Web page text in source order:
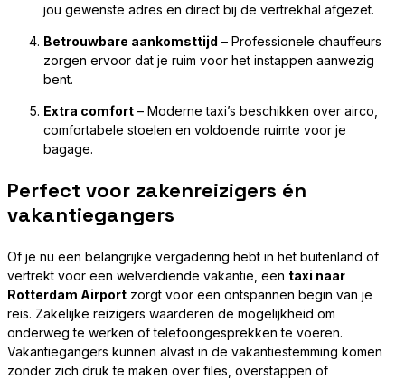
jou gewenste adres en direct bij de vertrekhal afgezet.
Betrouwbare aankomsttijd – Professionele chauffeurs
zorgen ervoor dat je ruim voor het instappen aanwezig
bent.
Extra comfort – Moderne taxi’s beschikken over airco,
comfortabele stoelen en voldoende ruimte voor je
bagage.
Perfect voor zakenreizigers én
vakantiegangers
Of je nu een belangrijke vergadering hebt in het buitenland of
vertrekt voor een welverdiende vakantie, een taxi naar
Rotterdam Airport zorgt voor een ontspannen begin van je
reis. Zakelijke reizigers waarderen de mogelijkheid om
onderweg te werken of telefoongesprekken te voeren.
Vakantiegangers kunnen alvast in de vakantiestemming komen
zonder zich druk te maken over files, overstappen of